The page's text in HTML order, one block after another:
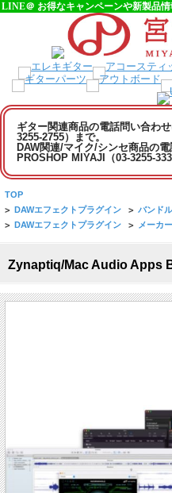
LINE＠ お得なキャンペーンや新製品
ギター関連商品の電話問い合わ
3255-2755）まで。
DAW関連/マイク/シンセ商品の
PROSHOP MIYAJI（03-3255-
TOP
> DAWエフェクトプラグイン > バンド
> DAWエフェクトプラグイン > メーカ
Zynaptiq/Mac Audio Apps